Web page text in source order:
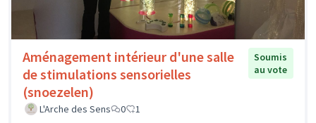
Aménagement intérieur d'une salle
de stimulations sensorielles
(snoezelen)
Soumis
au vote
L'Arche des Sens 0 1